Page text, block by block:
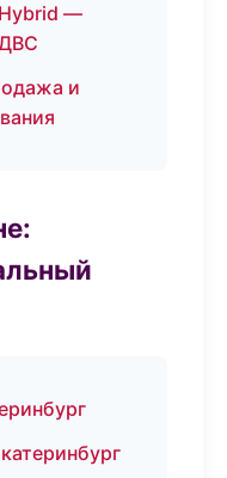
Hybrid —
и